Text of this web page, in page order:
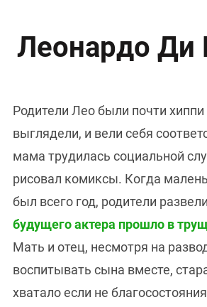
Леонардо Ди
Родители Лео были почти хиппи
выглядели, и вели себя
мама трудилась социальной
рисовал комиксы. Когда
был всего год, родители
будущего актера прошло в
Мать и отец, несмотря на
воспитывать сына вместе,
хватало если не